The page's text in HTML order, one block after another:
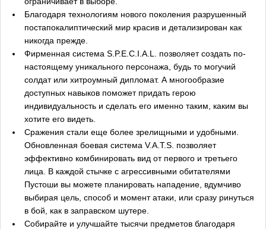
Благодаря технологиям нового поколения разрушенный
постапокалиптический мир красив и детализирован как
никогда прежде.
Фирменная система S.P.E.C.I.A.L. позволяет создать по-
настоящему уникального персонажа, будь то могучий
солдат или хитроумный дипломат. А многообразие
доступных навыков поможет придать герою
индивидуальность и сделать его именно таким, каким вы
хотите его видеть.
Сражения стали еще более зрелищными и удобными.
Обновленная боевая система V.A.T.S. позволяет
эффективно комбинировать вид от первого и третьего
лица. В каждой стычке с агрессивными обитателями
Пустоши вы можете планировать нападение, вдумчиво
выбирая цель, способ и момент атаки, или сразу ринуться
в бой, как в заправском шутере.
Собирайте и улучшайте тысячи предметов благодаря